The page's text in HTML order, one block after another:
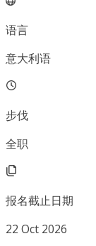
语言
意大利语
步伐
全职
报名截止日期
22 Oct 2026